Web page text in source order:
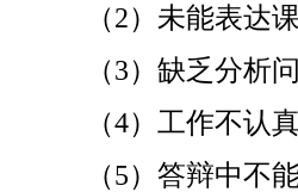
（2）未能表达
（3）缺乏分析
（4）工作不认
（5）答辩中不